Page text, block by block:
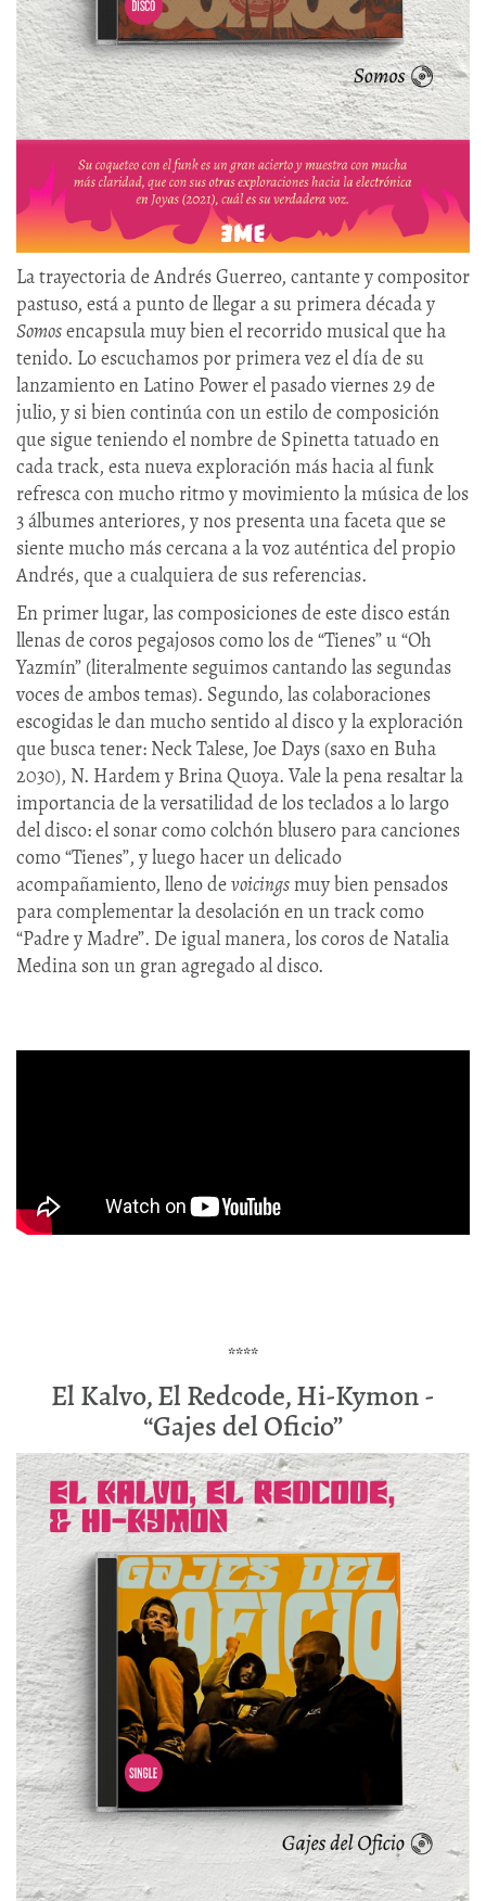
La trayectoria de Andrés Guerreo, cantante y compositor
pastuso, está a punto de llegar a su primera década y
Somosencapsula muy bien el recorrido musical que ha
tenido. Lo escuchamos por primera vez el día de su
lanzamiento en Latino Power el pasado viernes 29 de
julio, y si bien continúa con un estilo de composición
que sigue teniendo el nombre de Spinetta tatuado en
cada track, esta nueva exploración más hacia al funk
refresca con mucho ritmo y movimiento la música de los
3 álbumes anteriores, y nos presenta una faceta que se
siente mucho más cercana a la voz auténtica del propio
Andrés, que a cualquiera de sus referencias.
En primer lugar, las composiciones de este disco están
llenas de coros pegajosos como los de “Tienes” u “Oh
Yazmín” (literalmente seguimos cantando las segundas
voces de ambos temas). Segundo, las colaboraciones
escogidas le dan mucho sentido al disco y la exploración
que busca tener: Neck Talese, Joe Days (saxo en Buha
2030), N. Hardem y Brina Quoya. Vale la pena resaltar la
importancia de la versatilidad de los teclados a lo largo
del disco: el sonar como colchón blusero para canciones
como “Tienes”, y luego hacer un delicado
acompañamiento, lleno devoicingsmuy bien pensados
para complementar la desolación en un track como
“Padre y Madre”. De igual manera, los coros de Natalia
Medina son un gran agregado al disco.
****
El Kalvo, El Redcode, Hi-Kymon -
“Gajes del Oficio”